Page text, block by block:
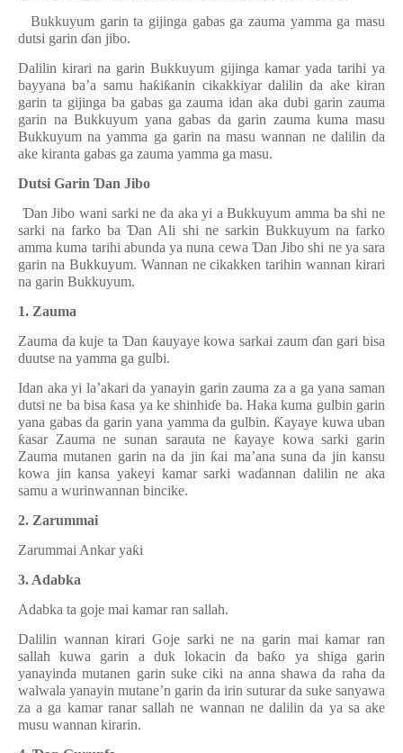
Bukkuyum garin ta gijinga gabas ga zauma yamma ga masu
dutsi garin ɗan jibo.
Dalilin kirari na garin Bukkuyum gijinga kamar yada tarihi ya
bayyana ba’a samu haƙiƙanin cikakkiyar dalilin da ake kiran
garin ta gijinga ba gabas ga zauma idan aka dubi garin zauma
garin na Bukkuyum yana gabas da garin zauma kuma masu
Bukkuyum na yamma ga garin na masu wannan ne dalilin da
ake kiranta gabas ga zauma yamma ga masu.
Dutsi Garin Ɗan Jibo
Ɗan Jibo wani sarki ne da aka yi a Bukkuyum amma ba shi ne
sarki na farko baƊan Ali shi ne sarkin Bukkuyum na farko
amma kuma tarihi abunda ya nuna cewa Ɗan Jibo shi ne ya sara
garin na Bukkuyum. Wannan ne cikakken tarihin wannan kirari
na garin Bukkuyum.
1. Zauma
Zauma da kuje ta Ɗan ƙauyaye kowa sarkai zaum ɗan gari bisa
duutse na yamma ga gulbi.
Idan aka yi la’akari da yanayin garin zauma za a ga yana saman
dutsi ne ba bisa ƙasa ya ke shinhiɗe ba. Haka kuma gulbin garin
yana gabas da garin yana yamma da gulbin. Ƙayaye kuwa uban
ƙasar Zauma ne sunan sarauta ne ƙayaye kowa sarki garin
Zauma mutanen garin na da jin ƙai ma’ana suna da jin kansu
kowa jin kansa yakeyi kamar sarki waɗannan dalilin ne aka
samu a wurinwannan bincike.
2. Zarummai
Zarummai Ankar yaƙi
3. Adabka
Adabka ta goje mai kamar ran sallah.
Dalilin wannan kirari Goje sarki ne na garin mai kamar ran
sallah kuwa garin a duk lokacin da baƙo ya shiga garin
yanayinda mutanen garin suke ciki na anna shawa da raha da
walwala yanayin mutane’n garin da irin suturar da suke sanyawa
za a ga kamar ranar sallah ne wannan ne dalilin da ya sa ake
musu wannan kirarin.